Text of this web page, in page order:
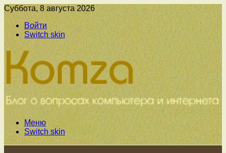
Суббота, 8 августа 2026
Войти
Switch skin
Меню
Switch skin